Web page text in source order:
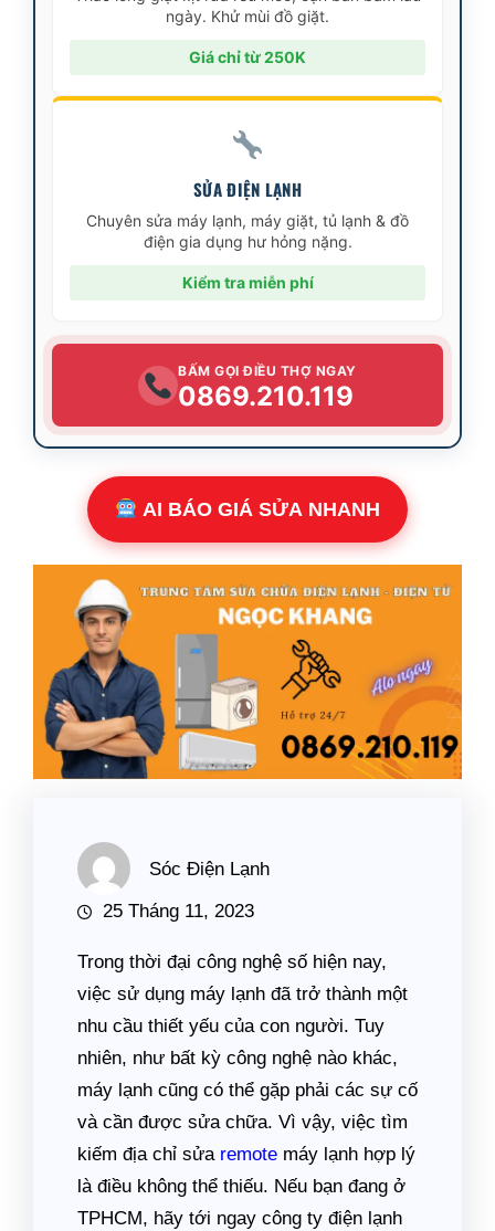
ngày. Khử mùi đồ giặt.
Giá chỉ từ 250K
SỬA ĐIỆN LẠNH
Chuyên sửa máy lạnh, máy giặt, tủ lạnh & đồ
điện gia dụng hư hỏng nặng.
Kiểm tra miễn phí
BẤM GỌI ĐIỀU THỢ NGAY
0869.210.119
AI BÁO GIÁ SỬA NHANH
Sóc Điện Lạnh
25 Tháng 11, 2023
Trong thời đại công nghệ số hiện nay,
việc sử dụng máy lạnh đã trở thành một
nhu cầu thiết yếu của con người. Tuy
nhiên, như bất kỳ công nghệ nào khác,
máy lạnh cũng có thể gặp phải các sự cố
và cần được sửa chữa. Vì vậy, việc tìm
kiếm địa chỉ sửa remote máy lạnh hợp lý
là điều không thể thiếu. Nếu bạn đang ở
TPHCM, hãy tới ngay công ty điện lạnh